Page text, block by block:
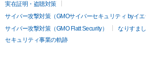
実在証明・盗聴対策
サイバー攻撃対策（GMOサイバーセキュリティ byイエ
サイバー攻撃対策（GMO Flatt Security）
なりすま
セキュリティ事業の軌跡